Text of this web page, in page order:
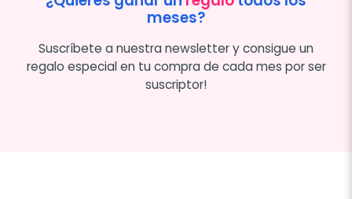
meses?
Suscríbete a nuestra newsletter y consigue un
regalo especial en tu compra de cada mes por ser
suscriptor!